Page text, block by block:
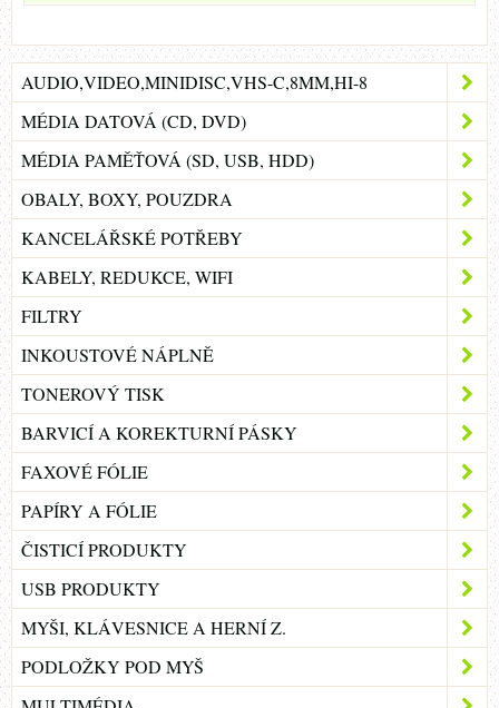
AUDIO,VIDEO,MINIDISC,VHS-C,8MM,HI-8
MÉDIA DATOVÁ (CD, DVD)
MÉDIA PAMĚŤOVÁ (SD, USB, HDD)
OBALY, BOXY, POUZDRA
KANCELÁŘSKÉ POTŘEBY
KABELY, REDUKCE, WIFI
FILTRY
INKOUSTOVÉ NÁPLNĚ
TONEROVÝ TISK
BARVICÍ A KOREKTURNÍ PÁSKY
FAXOVÉ FÓLIE
PAPÍRY A FÓLIE
ČISTICÍ PRODUKTY
USB PRODUKTY
MYŠI, KLÁVESNICE A HERNÍ Z.
PODLOŽKY POD MYŠ